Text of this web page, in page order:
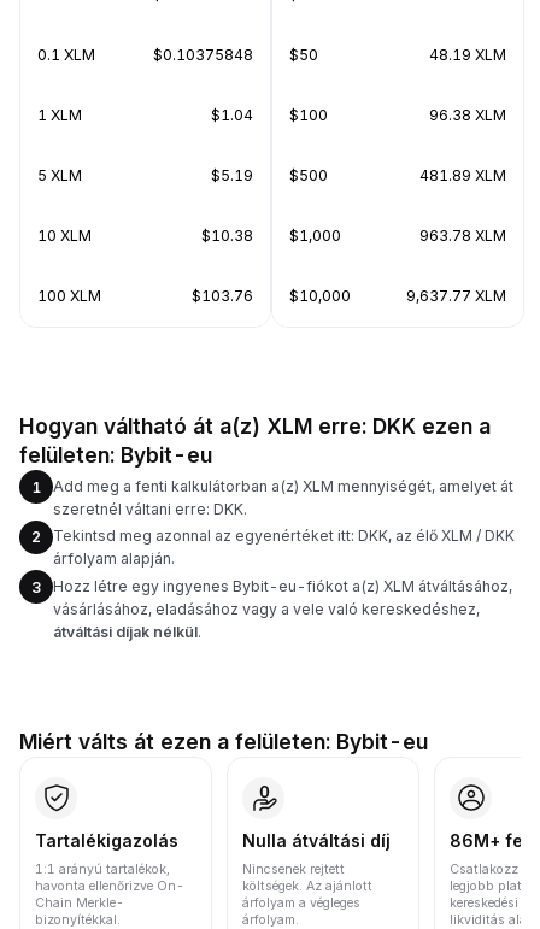
0.1 XLM $0.10375848
1 XLM $1.04
5 XLM $5.19
10 XLM $10.38
100 XLM $103.76
$50 48.19 XLM
$100 96.38 XLM
$500 481.89 XLM
$1,000 963.78 XLM
$10,000 9,637.77 XLM
Hogyan váltható át a(z) XLM erre: DKK ezen a
felületen: Bybit-eu
1
Add meg a fenti kalkulátorban a(z) XLM mennyiségét, amelyet át
szeretnél váltani erre: DKK.
2
Tekintsd meg azonnal az egyenértéket itt: DKK, az élő XLM / DKK
árfolyam alapján.
3
Hozz létre egy ingyenes Bybit-eu-fiókot a(z) XLM átváltásához,
vásárlásához, eladásához vagy a vele való kereskedéshez,
átváltási díjak nélkül.
Miért válts át ezen a felületen: Bybit-eu
Tartalékigazolás
1:1 arányú tartalékok,
havonta ellenőrizve On-
Chain Merkle-
bizonyítékkal.
Nulla átváltási díj
Nincsenek rejtett
költségek. Az ajánlott
árfolyam a végleges
árfolyam.
86M+
Csatlakozz a
legjobb
kereskedési
likviditás